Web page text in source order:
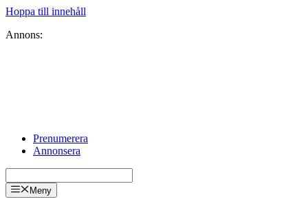
Hoppa till innehåll
Annons:
Prenumerera
Annonsera
Meny